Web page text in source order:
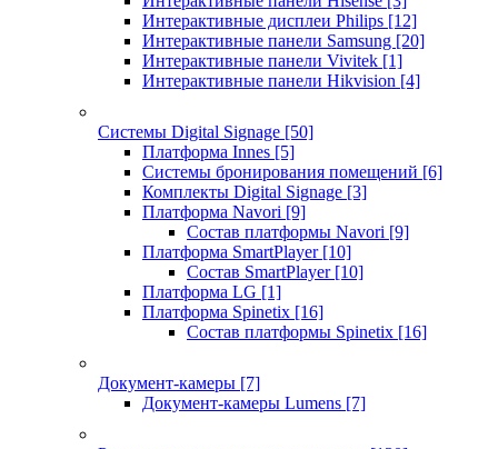
Интерактивные дисплеи Philips [12]
Интерактивные панели Samsung [20]
Интерактивные панели Vivitek [1]
Интерактивные панели Hikvision [4]
Системы Digital Signage [50]
Платформа Innes [5]
Системы бронирования помещений [6]
Комплекты Digital Signage [3]
Платформа Navori [9]
Состав платформы Navori [9]
Платформа SmartPlayer [10]
Состав SmartPlayer [10]
Платформа LG [1]
Платформа Spinetix [16]
Состав платформы Spinetix [16]
Документ-камеры [7]
Документ-камеры Lumens [7]